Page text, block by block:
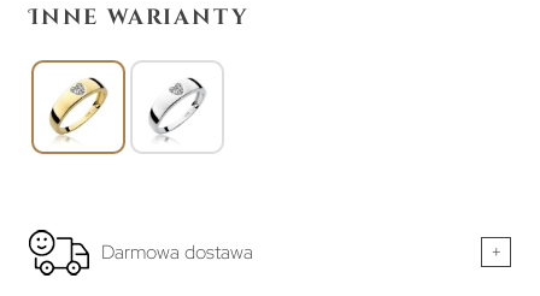
Inne warianty
Darmowa dostawa +